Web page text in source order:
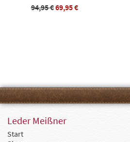
94,95 €69,95 €
Leder Meißner
Start